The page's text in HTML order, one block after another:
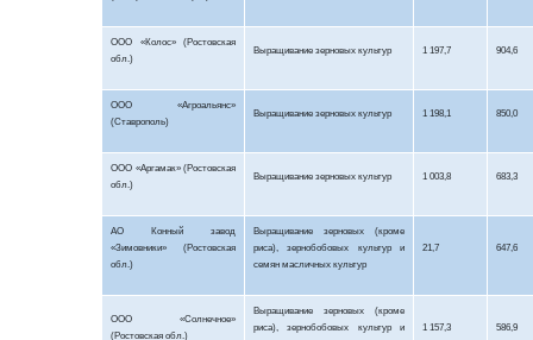
ООО «Колос» (Ростовская
обл.)
Выращивание зерновых культур 1 197,7 904,6
ООО «Агроальянс»
(Ставрополь)
Выращивание зерновых культур 1 198,1 850,0
ООО «Аргамак» (Ростовская
обл.)
Выращивание зерновых культур 1 003,8 683,3
АО Конный завод
«Зимовники» (Ростовская
обл.)
Выращивание зерновых (кроме
риса), зернобобовых культур и
семян масличных культур
21,7 647,6
ООО «Солнечное»
(Ростовская обл.)
Выращивание зерновых (кроме
риса), зернобобовых культур и
1 157,3 586,9